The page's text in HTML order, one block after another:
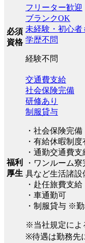
必須
資格
フリーター歓迎
ブランクOK
未経験・初心者
学歴不問
経験不問
福利
厚生
交通費支給
社会保険完備
研修あり
制服貸与
・社会保険完備
・有給休暇制度
・通勤交通費支
・ワンルーム
具など生活諸設
・赴任旅費支給
・車通勤可
・制服貸与 ※
※当社規定によ
※待遇は勤務先